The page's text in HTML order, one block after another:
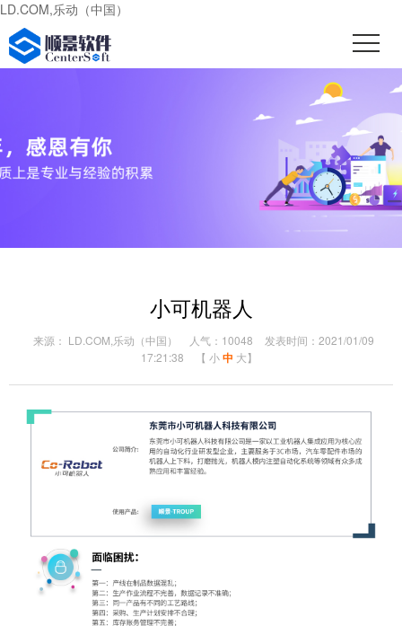
LD.COM,乐动（中国）
小可机器人
来源： LD.COM,乐动（中国） 人气：10048
发表时间：2021/01/09
17:21:38
【 小 中 大】